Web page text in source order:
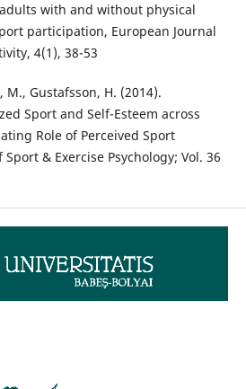
with and without physical
participation, European Journal
4(1), 38-53
Gustafsson, H. (2014).
Sport and Self-Esteem across
Role of Perceived Sport
& Exercise Psychology; Vol. 36